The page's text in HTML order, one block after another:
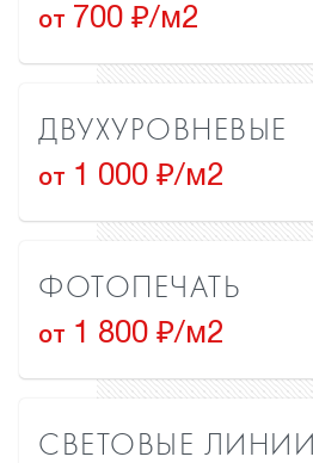
от 700 ₽/м2
ДВУХУРОВНЕВЫЕ
от 1 000 ₽/м2
ФОТОПЕЧАТЬ
от 1 800 ₽/м2
СВЕТОВЫЕ ЛИНИИ